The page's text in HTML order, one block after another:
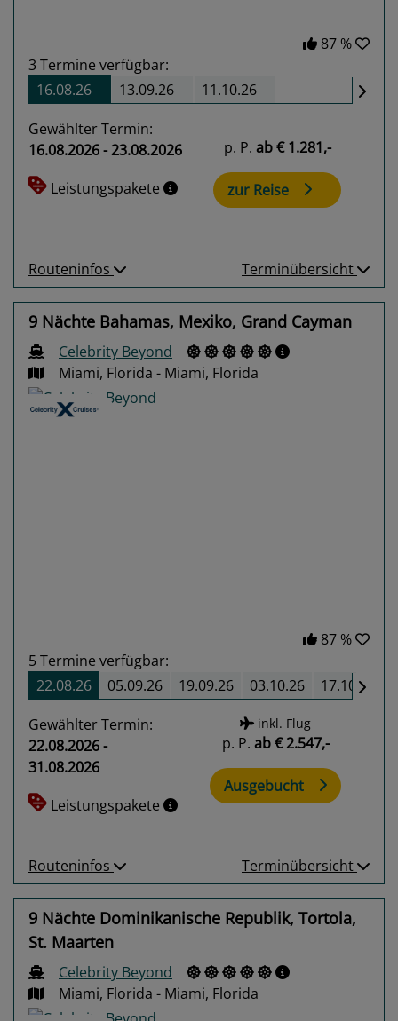
87 %
3 Termine verfügbar:
16.08.26
13.09.26 11.10.26
Gewählter Termin:
16.08.2026 - 23.08.2026
Leistungspakete
p. P. ab€ 1.281,-
zur Reise
Routeninfos Terminübersicht
9 Nächte Bahamas, Mexiko, Grand Cayman
Celebrity Beyond
Miami, Florida - Miami, Florida
87 %
5Termine verfügbar:
22.08.26
05.09.26 19.09.26 03.10.26 17.10.26
Gewählter Termin:
22.08.2026 -
31.08.2026
Leistungspakete
inkl. Flug
p. P. ab€ 2.547,-
Ausgebucht
Routeninfos Terminübersicht
9 Nächte Dominikanische Republik, Tortola,
St. Maarten
Celebrity Beyond
Miami, Florida - Miami, Florida